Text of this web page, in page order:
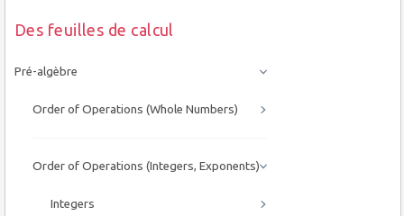
Des feuilles de calcul
Pré-algèbre
Order of Operations (Whole Numbers)
Order of Operations (Integers, Exponents)
Integers